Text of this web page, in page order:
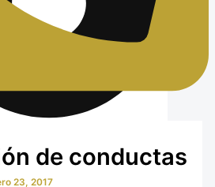
de conductas
23, 2017